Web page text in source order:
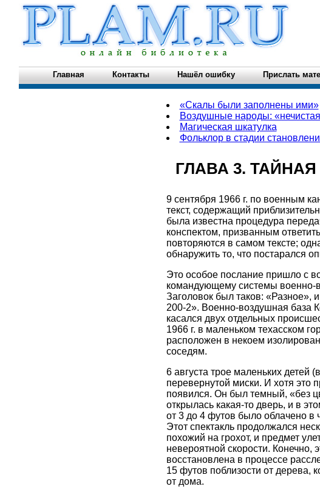
Главная Контакты Нашёл ошибку Прислать
«Скалы были заполнены ими»
Воздушные народы:
Магическая шкатулка
Фольклор в стадии
ГЛАВА 3.
9 сентября 1966 г. по военным
текст, содержащий
была известна процедура
конспектом, призванным
повторяются в самом тексте;
обнаружить то, что постарался
Это особое послание пришло с
командующему системы
Заголовок был таков: «Разное»,
200-2». Военно-воздушная база
касался двух отдельных
1966 г. в маленьком техасском
расположен в некоем
соседям.
6 августа трое маленьких детей
перевернутой миски. И хотя это
появился. Он был темный, «без
открылась какая-то дверь, и в
от 3 до 4 футов было облачено в
Этот спектакль продолжался
похожий на грохот, и предмет
невероятной скорости.
восстановлена в процессе
15 футов поблизости от дерева,
от дома.